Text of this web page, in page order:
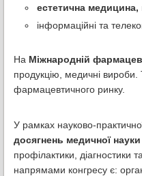
естетична медицина,
інформаційні та
На Міжнародній
продукцію, медичні вироби.
фармацевтичного ринку.
У рамках науково-
досягнень медичної
профілактики, діагностики
напрямами конгресу є: